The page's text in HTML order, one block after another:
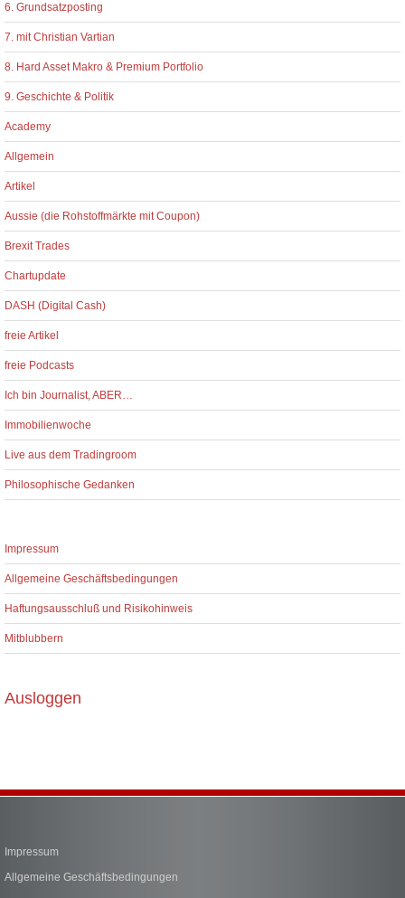
6. Grundsatzposting
7. mit Christian Vartian
8. Hard Asset Makro & Premium Portfolio
9. Geschichte & Politik
Academy
Allgemein
Artikel
Aussie (die Rohstoffmärkte mit Coupon)
Brexit Trades
Chartupdate
DASH (Digital Cash)
freie Artikel
freie Podcasts
Ich bin Journalist, ABER…
Immobilienwoche
Live aus dem Tradingroom
Philosophische Gedanken
Impressum
Allgemeine Geschäftsbedingungen
Haftungsausschluß und Risikohinweis
Mitblubbern
Ausloggen
Impressum
Allgemeine Geschäftsbedingungen